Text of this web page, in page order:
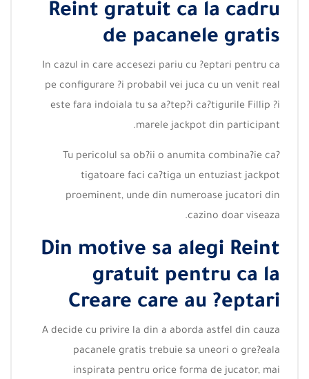
Reint gratuit ca la cadru
de pacanele gratis
In cazul in care accesezi pariu cu ?eptari pentru ca
pe configurare ?i probabil vei juca cu un venit real
este fara indoiala tu sa a?tep?i ca?tigurile Fillip ?i
marele jackpot din participant.
Tu pericolul sa ob?ii o anumita combina?ie ca?
tigatoare faci ca?tiga un entuziast jackpot
proeminent, unde din numeroase jucatori din
cazino doar viseaza.
Din motive sa alegi Reint
gratuit pentru ca la
Creare care au ?eptari
A decide cu privire la din a aborda astfel din cauza
pacanele gratis trebuie sa uneori o gre?eala
inspirata pentru orice forma de jucator, mai